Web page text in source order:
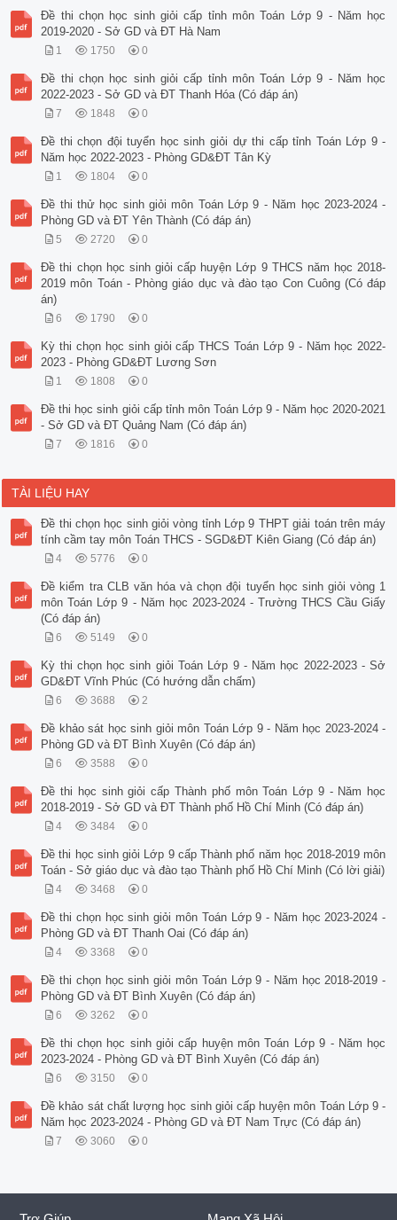
Đề thi chọn học sinh giỏi cấp tỉnh môn Toán Lớp 9 - Năm học
2019-2020 - Sở GD và ĐT Hà Nam
1 1750 0
Đề thi chọn học sinh giỏi cấp tỉnh môn Toán Lớp 9 - Năm học
2022-2023 - Sở GD và ĐT Thanh Hóa (Có đáp án)
7 1848 0
Đề thi chọn đội tuyển học sinh giỏi dự thi cấp tỉnh Toán Lớp 9 -
Năm học 2022-2023 - Phòng GD&ĐT Tân Kỳ
1 1804 0
Đề thi thử học sinh giỏi môn Toán Lớp 9 - Năm học 2023-2024 -
Phòng GD và ĐT Yên Thành (Có đáp án)
5 2720 0
Đề thi chọn học sinh giỏi cấp huyện Lớp 9 THCS năm học 2018-
2019 môn Toán - Phòng giáo dục và đào tạo Con Cuông (Có đáp
án)
6 1790 0
Kỳ thi chọn học sinh giỏi cấp THCS Toán Lớp 9 - Năm học 2022-
2023 - Phòng GD&ĐT Lương Sơn
1 1808 0
Đề thi học sinh giỏi cấp tỉnh môn Toán Lớp 9 - Năm học 2020-2021
- Sở GD và ĐT Quảng Nam (Có đáp án)
7 1816 0
TÀI LIỆU HAY
Đề thi chọn học sinh giỏi vòng tỉnh Lớp 9 THPT giải toán trên máy
tính cầm tay môn Toán THCS - SGD&ĐT Kiên Giang (Có đáp án)
4 5776 0
Đề kiểm tra CLB văn hóa và chọn đội tuyển học sinh giỏi vòng 1
môn Toán Lớp 9 - Năm học 2023-2024 - Trường THCS Cầu Giấy
(Có đáp án)
6 5149 0
Kỳ thi chọn học sinh giỏi Toán Lớp 9 - Năm học 2022-2023 - Sở
GD&ĐT Vĩnh Phúc (Có hướng dẫn chấm)
6 3688 2
Đề khảo sát học sinh giỏi môn Toán Lớp 9 - Năm học 2023-2024 -
Phòng GD và ĐT Bình Xuyên (Có đáp án)
6 3588 0
Đề thi học sinh giỏi cấp Thành phố môn Toán Lớp 9 - Năm học
2018-2019 - Sở GD và ĐT Thành phố Hồ Chí Minh (Có đáp án)
4 3484 0
Đề thi học sinh giỏi Lớp 9 cấp Thành phố năm học 2018-2019 môn
Toán - Sở giáo dục và đào tạo Thành phố Hồ Chí Minh (Có lời giải)
4 3468 0
Đề thi chọn học sinh giỏi môn Toán Lớp 9 - Năm học 2023-2024 -
Phòng GD và ĐT Thanh Oai (Có đáp án)
4 3368 0
Đề thi chọn học sinh giỏi môn Toán Lớp 9 - Năm học 2018-2019 -
Phòng GD và ĐT Bình Xuyên (Có đáp án)
6 3262 0
Đề thi chọn học sinh giỏi cấp huyện môn Toán Lớp 9 - Năm học
2023-2024 - Phòng GD và ĐT Bình Xuyên (Có đáp án)
6 3150 0
Đề khảo sát chất lượng học sinh giỏi cấp huyện môn Toán Lớp 9 -
Năm học 2023-2024 - Phòng GD và ĐT Nam Trực (Có đáp án)
7 3060 0